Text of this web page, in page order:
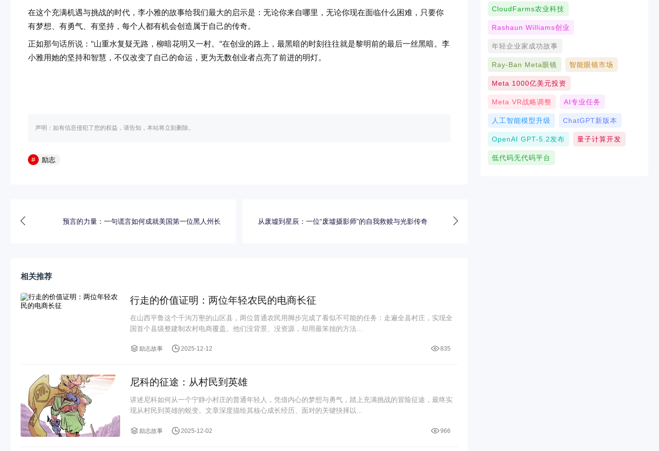
在这个充满机遇与挑战的时代，李小雅的故事给我们最大的启示是：无论你来自哪里，无论你现在面临什么困难，只要你
有梦想、有勇气、有坚持，每个人都有机会创造属于自己的传奇。
正如那句话所说："山重水复疑无路，柳暗花明又一村。"在创业的路上，最黑暗的时刻往往就是黎明前的最后一丝黑暗。李
小雅用她的坚持和智慧，不仅改变了自己的命运，更为无数创业者点亮了前进的明灯。
声明：如有信息侵犯了您的权益，请告知，本站将立刻删除。
励志
预言的力量：一句谎言如何成就美国第一位黑人州长 从废墟到星辰：一位“废墟摄影师”的自我救赎与光影传奇
相关推荐
行走的价值证明：两位年轻农民的电商长征
在山西平鲁这个千沟万壑的山区县，两位普通农民用脚步完成了看似不可能的任务：走遍全县村庄，实现全
国首个县级整建制农村电商覆盖。他们没背景、没资源，却用最笨拙的方法...
励志故事 2025-12-12 835
尼科的征途：从村民到英雄
讲述尼科如何从一个宁静小村庄的普通年轻人，凭借内心的梦想与勇气，踏上充满挑战的冒险征途，最终实
现从村民到英雄的蜕变。文章深度描绘其核心成长经历、面对的关键抉择以...
励志故事 2025-12-02 966
CloudFarms农业科技
Rashaun Williams创业
年轻企业家成功故事
Ray-Ban Meta眼镜 智能眼镜市场
Meta 1000亿美元投资
Meta VR战略调整 AI专业任务
人工智能模型升级 ChatGPT新版本
OpenAI GPT-5.2发布 量子计算开发
低代码无代码平台